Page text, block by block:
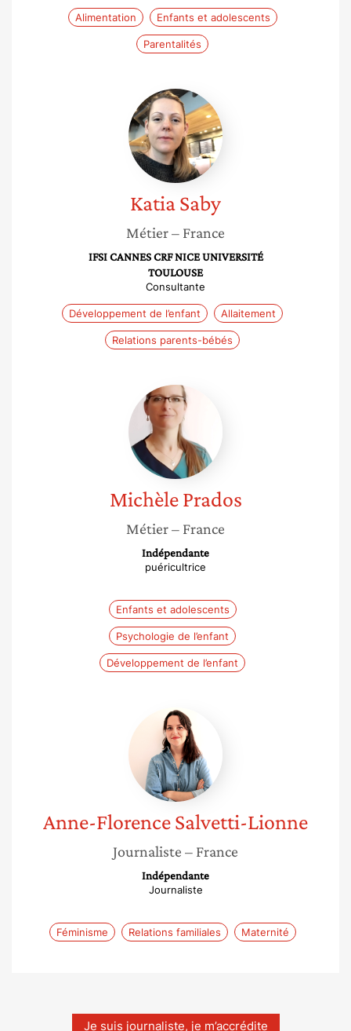
Alimentation
Enfants et adolescents
Parentalités
Katia
Saby
KatiaSaby
Métier– France
IFSI CANNES CRF NICE UNIVERSITÉ
TOULOUSE
Consultante
Développement de l’enfant Allaitement
Relations parents-bébés
Michèle
Prados
Michèle Prados
Métier– France
Indépendante
puéricultrice
Enfants et adolescents
Psychologie de l’enfant
Développement de l’enfant
Anne-
Florence
Salvetti-
Lionne
Anne-FlorenceSalvetti-Lionne
Journaliste – France
Indépendante
Journaliste
Féminisme Relations familiales Maternité
Je suis journaliste, je m’accrédite